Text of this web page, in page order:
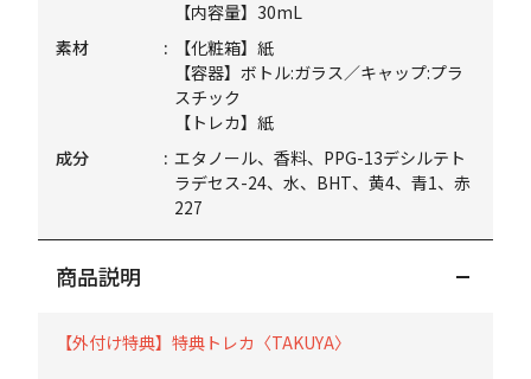
【内容量】30mL
素材
【化粧箱】紙
【容器】ボトル:ガラス／キャップ:プラ
スチック
【トレカ】紙
成分
エタノール、香料、PPG-13デシルテト
ラデセス-24、水、BHT、黄4、青1、赤
227
商品説明
【外付け特典】特典トレカ〈TAKUYA〉